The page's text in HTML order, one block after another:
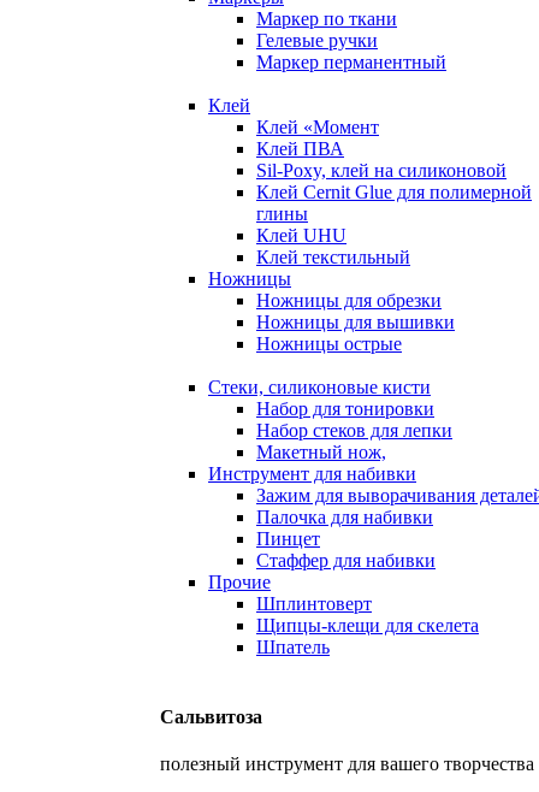
Маркер по ткани
Гелевые ручки
Маркер перманентный
Клей
Клей «Момент
Клей ПВА
Sil-Poxy, клей на силиконовой
Клей Cernit Glue для полимерной
глины
Клей UHU
Клей текстильный
Ножницы
Ножницы для обрезки
Ножницы для вышивки
Ножницы острые
Стеки, силиконовые кисти
Набор для тонировки
Набор стеков для лепки
Макетный нож,
Инструмент для набивки
Зажим для выворачивания
Палочка для набивки
Пинцет
Стаффер для набивки
Прочие
Шплинтоверт
Щипцы-клещи для скелета
Шпатель
Сальвитоза
полезный инструмент для вашего творчества